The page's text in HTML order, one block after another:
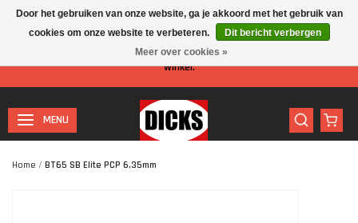
Let op: I.v.m. de zomervakantie is er minder personeel aanwezig in de
winkel.
MENU
Home / BT65 SB Elite PCP 6,35mm
Door het gebruiken van onze website, ga je akkoord met het gebruik van
cookies om onze website te verbeteren.
Dit bericht verbergen
Meer over cookies »